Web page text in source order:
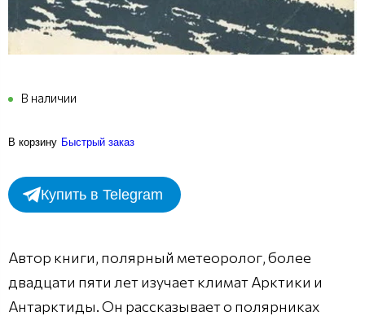
В наличии
В корзину Быстрый заказ
Купить в Telegram
Автор книги, полярный метеоролог, более
двадцати пяти лет изучает климат Арктики и
Антарктиды. Он рассказывает о полярниках